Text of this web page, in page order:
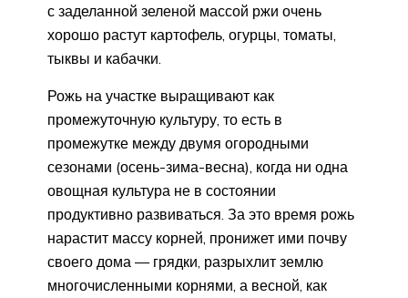
с заделанной зеленой массой ржи очень
хорошо растут картофель, огурцы, томаты,
тыквы и кабачки.
Рожь на участке выращивают как
промежуточную культуру, то есть в
промежутке между двумя огородными
сезонами (осень-зима-весна), когда ни одна
овощная культура не в состоянии
продуктивно развиваться. За это время рожь
нарастит массу корней, пронижет ими почву
своего дома — грядки, разрыхлит землю
многочисленными корнями, а весной, как